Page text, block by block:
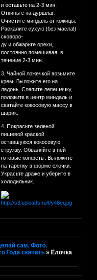
и оставьте на 2-3 мин.
Откиньте на дуршлаг.
Очистите миндаль от кожицы.
Раскалите сухую (без масла!)
сковоро-
ду и обжарьте орехи,
постоянно помешивая, в
течение 2-3 мин.
3. Чайной ложечкой возьмите
крем. Выложите его на
ладонь. Слепите лепешечку,
положите в центр миндаль и
скатайте кокосовую массу в
шарик.
4. Покрасьте зеленой
пищевой краской
оставшуюся кокосовую
стружку. Обваляйте в ней
готовые конфеты. Выложите
на тарелку в форме елочки.
Украсьте драже и уберите в
холодильник.
сам. Фото.
Года скачать »Ёлочка